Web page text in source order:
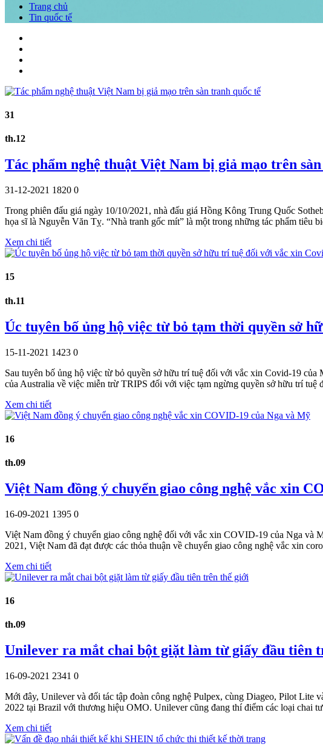
Trang chủ
Tin quốc tế
31
th.12
Tác phẩm nghệ thuật Việt Nam bị giả mạo trên
31-12-2021 1820 0
Trong phiên đấu giá ngày 10/10/2021, nhà đấu giá Hồng Kông Trung Quốc
họa sĩ là Nguyễn Văn Tỵ. “Nhà tranh gốc mít” là một trong những tác phẩm tiêu
Xem chi tiết
15
th.11
Úc tuyên bố ủng hộ việc từ bỏ tạm thời quyền sở
15-11-2021 1423 0
Sau tuyên bố ủng hộ việc từ bỏ quyền sở hữu trí tuệ đối với vắc xin Covid-19
của Australia về việc miễn trừ TRIPS đối với việc tạm ngừng quyền sở hữu trí
Xem chi tiết
16
th.09
Việt Nam đồng ý chuyển giao công nghệ vắc xin
16-09-2021 1395 0
Việt Nam đồng ý chuyển giao công nghệ đối với vắc xin COVID-19 của Nga và
2021, Việt Nam đã đạt được các thỏa thuận về chuyển giao công nghệ vắc xin
Xem chi tiết
16
th.09
Unilever ra mắt chai bột giặt làm từ giấy đầu tiên
16-09-2021 2341 0
Mới đây, Unilever và đối tác tập đoàn công nghệ Pulpex, cùng Diageo, Pilot Lite
2022 tại Brazil với thương hiệu OMO. Unilever cũng đang thí điểm các loại chai
Xem chi tiết